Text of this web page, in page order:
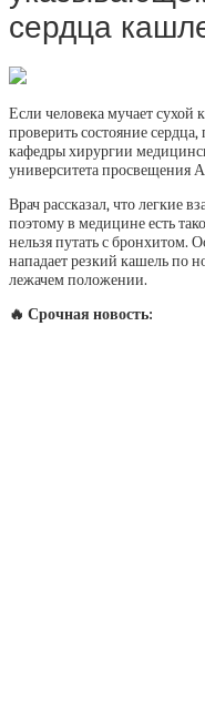
сердца
Если человека мучает сухой
проверить состояние
кафедры хирургии
университета просвещения
Врач рассказал, что легкие
поэтому в медицине есть
нельзя путать с бронхитом.
нападает резкий кашель по
лежачем положении.
🔥 Срочная новость: